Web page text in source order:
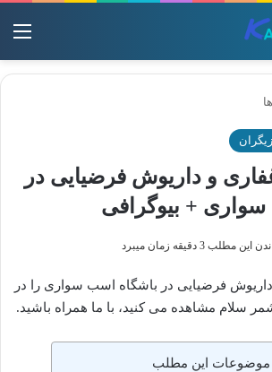
و داریوش فرضیایی در
+ بیوگرافی
این مطلب 3 دقیقه زمان میبرد
فرضیایی در باشگاه اسب سواری را در
سلام مشاهده می کنید، با ما همراه باشید.
این مطلب